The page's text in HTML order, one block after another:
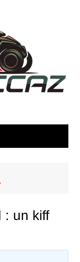
: un kiff